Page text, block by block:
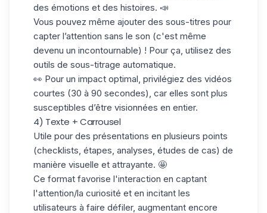
des émotions et des histoires. 📣
Vous pouvez même ajouter des sous-titres pour
capter l’attention sans le son (c'est même
devenu un incontournable) ! Pour ça, utilisez des
outils de sous-titrage automatique.
👀 Pour un impact optimal, privilégiez des vidéos
courtes (30 à 90 secondes), car elles sont plus
susceptibles d’être visionnées en entier.
4) Texte + Carrousel
Utile pour des présentations en plusieurs points
(checklists, étapes, analyses, études de cas) de
manière visuelle et attrayante. 🤩
Ce format favorise l'interaction en captant
l'attention/la curiosité et en incitant les
utilisateurs à faire défiler, augmentant encore